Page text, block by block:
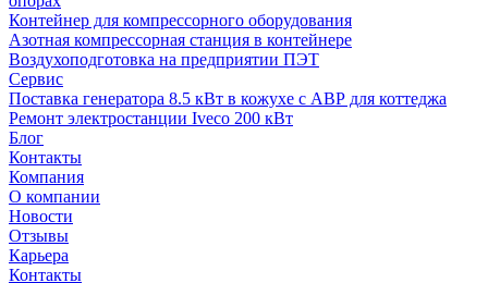
Контейнер для компрессорного оборудования
Азотная компрессорная станция в контейнере
Воздухоподготовка на предприятии ПЭТ
Сервис
Поставка генератора 8.5 кВт в кожухе с АВР для коттеджа
Ремонт электростанции Iveco 200 кВт
Блог
Контакты
Компания
О компании
Новости
Отзывы
Карьера
Контакты